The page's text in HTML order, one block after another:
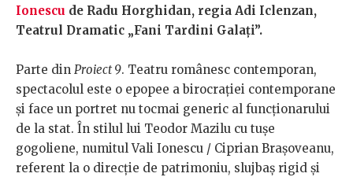
Ionescu de Radu Horghidan, regia Adi Iclenzan,
Teatrul Dramatic „Fani Tardini Galați”.
Parte din Proiect 9. Teatru românesc contemporan,
spectacolul este o epopee a birocrației contemporane
și face un portret nu tocmai generic al funcționarului
de la stat. În stilul lui Teodor Mazilu cu tușe
gogoliene, numitul Vali Ionescu / Ciprian Brașoveanu,
referent la o direcție de patrimoniu, slujbaș rigid și